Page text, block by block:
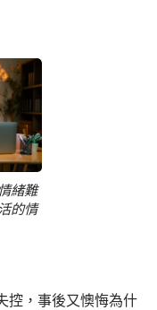
緒難
的情
控，事後又懊悔為什